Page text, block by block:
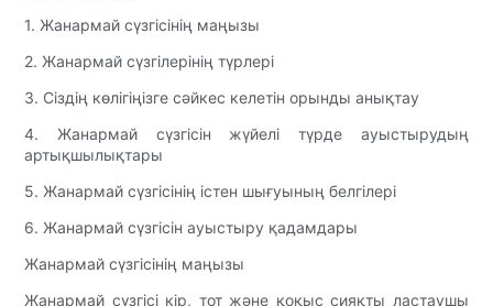
1. Жанармай сүзгісінің маңызы
2. Жанармай сүзгілерінің түрлері
3. Сіздің көлігіңізге сәйкес келетін орынды анықтау
4. Жанармай сүзгісін жүйелі түрде ауыстырудың
артықшылықтары
5. Жанармай сүзгісінің істен шығуының белгілері
6. Жанармай сүзгісін ауыстыру қадамдары
Жанармай сүзгісінің маңызы
Жанармай сүзгісі кір, тот және қоқыс сияқты ластаушы